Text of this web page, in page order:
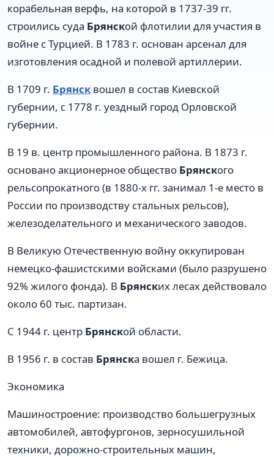
корабельная верфь, на которой в 1737-39 гг.
строились суда Брянской флотилии для участия в
войне с Турцией. В 1783 г. основан арсенал для
изготовления осадной и полевой артиллерии.
В 1709 г. Брянск вошел в состав Киевской
губернии, с 1778 г. уездный город Орловской
губернии.
В 19 в. центр промышленного района. В 1873 г.
основано акционерное общество Брянского
рельсопрокатного (в 1880-х гг. занимал 1-е место в
России по производству стальных рельсов),
железоделательного и механического заводов.
В Великую Отечественную войну оккупирован
немецко-фашистскими войсками (было разрушено
92% жилого фонда). В Брянских лесах действовало
около 60 тыс. партизан.
С 1944 г. центр Брянской области.
В 1956 г. в состав Брянска вошел г. Бежица.
Экономика
Машиностроение: производство большегрузных
автомобилей, автофургонов, зерносушильной
техники, дорожно-строительных машин,